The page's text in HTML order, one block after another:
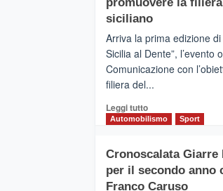
(Ct)
Il
Borgo
del
tour
tra
vicoli
medievali
siciliano
Arriva la prima edizione
Sicilia al Dente”, l’evento
Comunicazione con
filiera del...
Leggi tuttoLeggi
di
Mondello
(Palermo)
–
Automobilismo Sport
Cronoscalata Giarre
per il secondo anno
Franco Caruso